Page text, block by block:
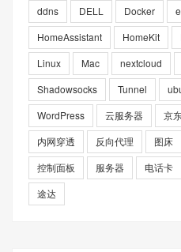
ddns DELL Docker
HomeAssistant
HomeKit
Linux
Mac nextcloud
Shadowsocks
Tunnel
WordPress
云服务器 京
内网穿透
反向代理 图床
控制面板
服务器 电话卡
途达